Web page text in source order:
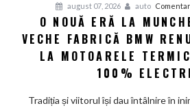
august 07, 2026 auto
O NOUĂ ERĂ LA
VECHE FABRICĂ BMW
LA MOTOARELE
100%
Tradiția și viitorul își dau întâlnire în